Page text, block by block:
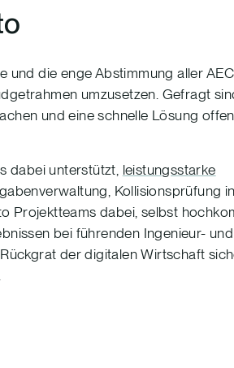
und die enge Abstimmung aller
umzusetzen. Gefragt
und eine schnelle Lösung
dabei unterstützt, leistungsstarke
Kollisionsprüfung
Projektteams dabei, selbst
bei führenden Ingenieur- und
der digitalen Wirtschaft